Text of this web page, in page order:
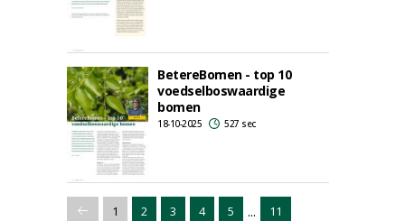
BetereBomen - top 10
voedselboswaardige
bomen
18-10-2025 527 sec
1 2 3 4 5 ... 11